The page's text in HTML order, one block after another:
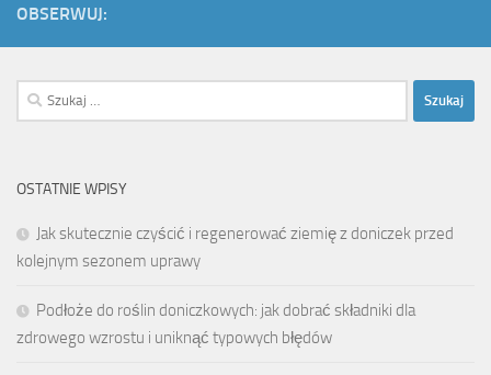
OBSERWUJ:
Szukaj:
OSTATNIE WPISY
Jak skutecznie czyścić i regenerować ziemię z doniczek przed
kolejnym sezonem uprawy
Podłoże do roślin doniczkowych: jak dobrać składniki dla
zdrowego wzrostu i uniknąć typowych błędów